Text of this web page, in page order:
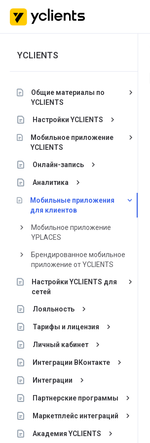
YCLIENTS
Общие материалы по
YCLIENTS
keyboard_arrow_right
Настройки YCLIENTS keyboard_arrow_right
Мобильное приложение
YCLIENTS
keyboard_arrow_right
Онлайн-запись keyboard_arrow_right
Аналитика keyboard_arrow_right
Мобильные приложения
для клиентов
keyboard_arrow_down
keyboard_arrow_right
Мобильное приложение
YPLACES
keyboard_arrow_right
Брендированное мобильное
приложение от YCLIENTS
Настройки YCLIENTS для
сетей
keyboard_arrow_right
Лояльность keyboard_arrow_right
Тарифы и лицензия keyboard_arrow_right
Личный кабинет keyboard_arrow_right
Интеграции ВКонтакте keyboard_arrow_right
Интеграции keyboard_arrow_right
Партнерские программы keyboard_arrow_right
Маркетплейс интеграций keyboard_arrow_right
Академия YCLIENTS keyboard_arrow_right